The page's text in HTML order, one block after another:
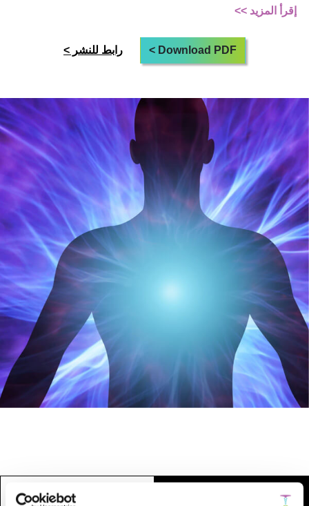
إقرأ المزيد >>
Download PDF > رابط للنشر >
مقالات في علم النفس مقالات في الفيزياء